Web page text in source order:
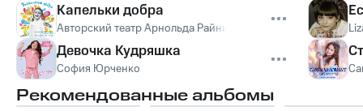
Капельки добра
Авторский театр Арнольда Райника «Ляллен
Девочка Кудряшка
София Юрченко
Рекомендованные альбомы